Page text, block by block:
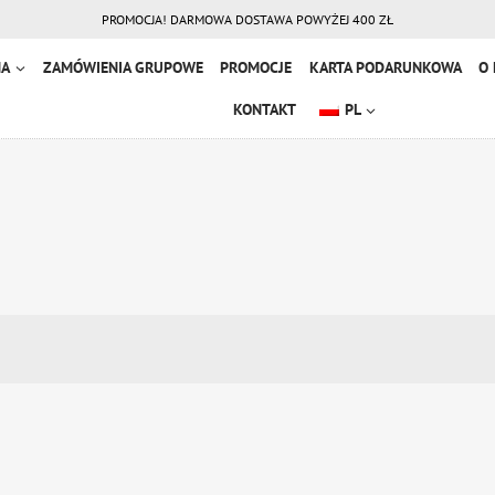
PROMOCJA! DARMOWA DOSTAWA POWYŻEJ 400 ZŁ
ZAMÓWIENIA GRUPOWE PROMOCJE KARTA PODARUNKOWA O
KONTAKT PL